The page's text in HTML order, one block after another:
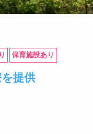
保育施設あり
提供